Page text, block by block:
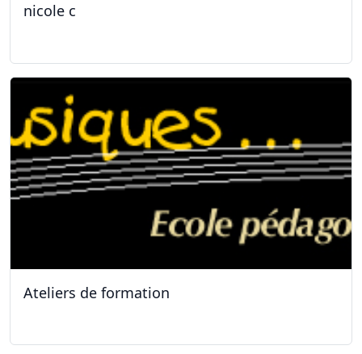
nicole c
Ateliers de formation